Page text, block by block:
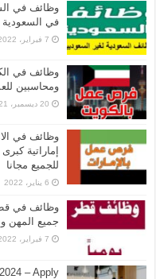
في السعودية
7 فبراير، 2022
ومحاسبين للعمل
20 ديسمبر، 2021
إماراتية
للجميع مجانا
6 يناير، 2022
جميع المهن
7 فبراير، 2022
– Apply